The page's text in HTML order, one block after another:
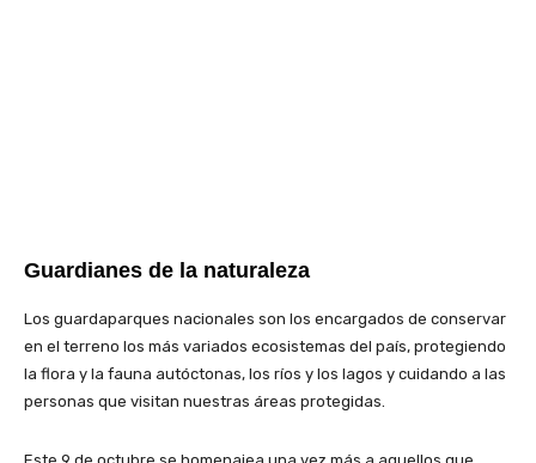
Guardianes de la naturaleza
Los guardaparques nacionales son los encargados de conservar
en el terreno los más variados ecosistemas del país, protegiendo
la flora y la fauna autóctonas, los ríos y los lagos y cuidando a las
personas que visitan nuestras áreas protegidas.